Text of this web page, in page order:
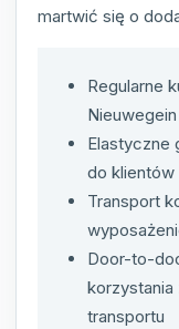
martwić się o
Regularne
Nieuwegein
Elastyczne
do klientów
Transport
Door-to-
transportu